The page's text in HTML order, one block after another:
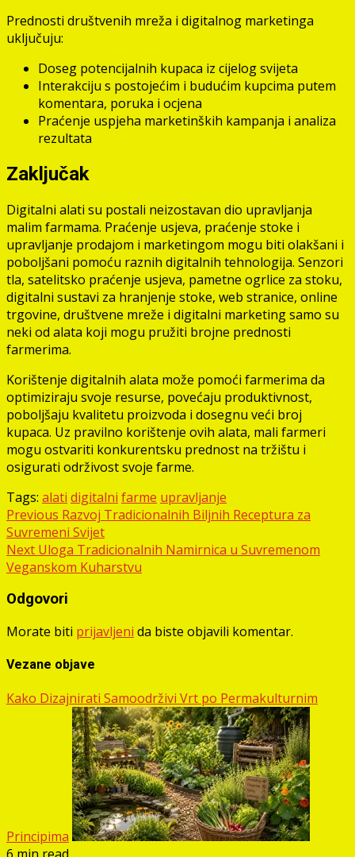
Prednosti društvenih mreža i digitalnog marketinga
uključuju:
Doseg potencijalnih kupaca iz cijelog svijeta
Interakciju s postojećim i budućim kupcima putem
komentara, poruka i ocjena
Praćenje uspjeha marketinških kampanja i analiza
rezultata
Zaključak
Digitalni alati su postali neizostavan dio upravljanja
malim farmama. Praćenje usjeva, praćenje stoke i
upravljanje prodajom i marketingom mogu biti olakšani i
poboljšani pomoću raznih digitalnih tehnologija. Senzori
tla, satelitsko praćenje usjeva, pametne ogrlice za stoku,
digitalni sustavi za hranjenje stoke, web stranice, online
trgovine, društvene mreže i digitalni marketing samo su
neki od alata koji mogu pružiti brojne prednosti
farmerima.
Korištenje digitalnih alata može pomoći farmerima da
optimiziraju svoje resurse, povećaju produktivnost,
poboljšaju kvalitetu proizvoda i dosegnu veći broj
kupaca. Uz pravilno korištenje ovih alata, mali farmeri
mogu ostvariti konkurentsku prednost na tržištu i
osigurati održivost svoje farme.
Tags: alati digitalni farme upravljanje
Post
navigation
Previous Razvoj Tradicionalnih Biljnih Receptura za
Suvremeni Svijet
Next Uloga Tradicionalnih Namirnica u Suvremenom
Veganskom Kuharstvu
Odgovori
Morate biti prijavljeni da biste objavili komentar.
Vezane objave
Kako Dizajnirati Samoodrživi Vrt po Permakulturnim
Principima
6 min read